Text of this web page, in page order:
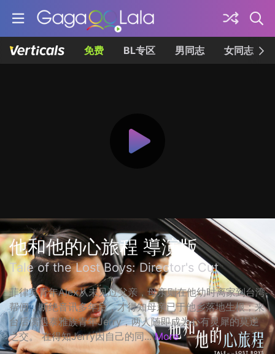
免费 BL专区 男同志 女同志
他和他的心旅程 導演版
Tale of the Lost Boys: Director's Cut
菲律宾青年Alex从未见过父亲，母亲则在他幼时离家到台湾
帮佣，断绝音讯多年后，才得知母亲已于他乡落地生根；来
台后偶遇泰雅族青年Jerry，两人随即成为心有灵犀的莫逆
之交。 在得知Jerry因自己的同... More